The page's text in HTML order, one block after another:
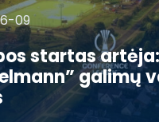
09
startas
galimų